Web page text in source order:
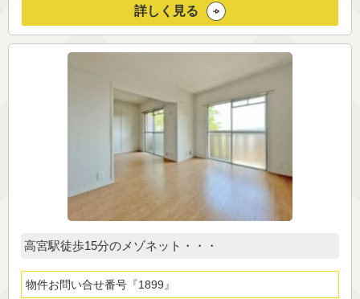
詳しく見る
高宮駅徒歩15分のメゾネット・・・
物件お問い合せ番号 1899